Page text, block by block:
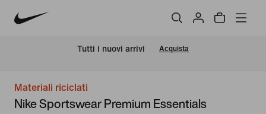
Tutti i nuovi arrivi Acquista
Materiali riciclati
Nike Sportswear Premium Essentials